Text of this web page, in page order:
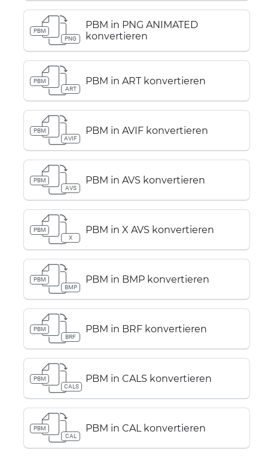
PBM
PNG
PBM in PNG ANIMATED
konvertieren
PBM
ART
PBM in ART konvertieren
PBM
AVIF
PBM in AVIF konvertieren
PBM
AVS
PBM in AVS konvertieren
PBM
X
PBM in X AVS konvertieren
PBM
BMP
PBM in BMP konvertieren
PBM
BRF
PBM in BRF konvertieren
PBM
CALS
PBM in CALS konvertieren
PBM
CAL
PBM in CAL konvertieren